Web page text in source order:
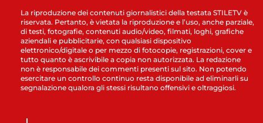
La riproduzione dei contenuti giornalistici della testata STILETV è
riservata. Pertanto, è vietata la riproduzione e l’uso, anche parziale,
di testi, fotografie, contenuti audio/video, filmati, loghi, grafiche
aziendali e pubblicitarie, con qualsiasi dispositivo
elettronico/digitale o per mezzo di fotocopie, registrazioni, cover e
tutto quanto è ascrivibile a copia non autorizzata. La redazione
non è responsabile dei commenti presenti sul sito. Non potendo
esercitare un controllo continuo resta disponibile ad eliminarli su
segnalazione qualora gli stessi risultano offensivi e oltraggiosi.